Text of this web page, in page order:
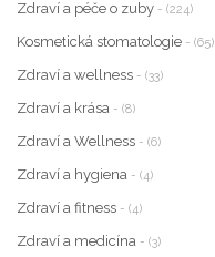
Zdraví a péče o zuby - (224)
Kosmetická stomatologie - (65)
Zdraví a wellness - (33)
Zdraví a krása - (8)
Zdraví a Wellness - (6)
Zdraví a hygiena - (4)
Zdraví a fitness - (4)
Zdraví a medicína - (3)